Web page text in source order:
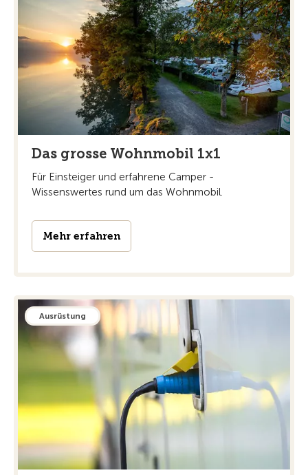
Das grosse Wohnmobil 1x1
Für Einsteiger und erfahrene Camper -
Wissenswertes rund um das Wohnmobil.
Mehr erfahren
Ausrüstung